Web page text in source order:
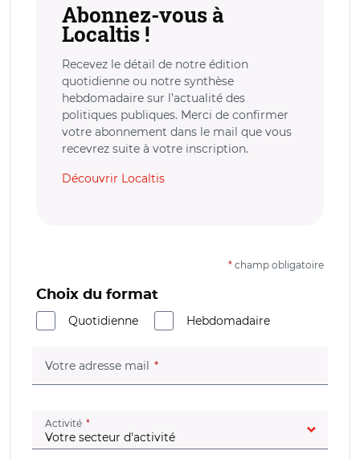
Abonnez-vous à
Localtis !
Recevez le détail de notre édition
quotidienne ou notre synthèse
hebdomadaire sur l’actualité des
politiques publiques. Merci de confirmer
votre abonnement dans le mail que vous
recevrez suite à votre inscription.
Découvrir Localtis
* champ obligatoire
Choix du format
Quotidienne
Hebdomadaire
Votre adresse mail (champ obligatoire)
Activité (champ obligatoire)